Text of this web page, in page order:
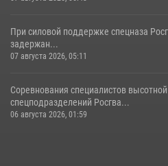
При силовой поддержке спецназа
задержан...
07 августа 2026, 05:11
Соревнования специалистов
спецподразделений Росгва...
06 августа 2026, 01:59